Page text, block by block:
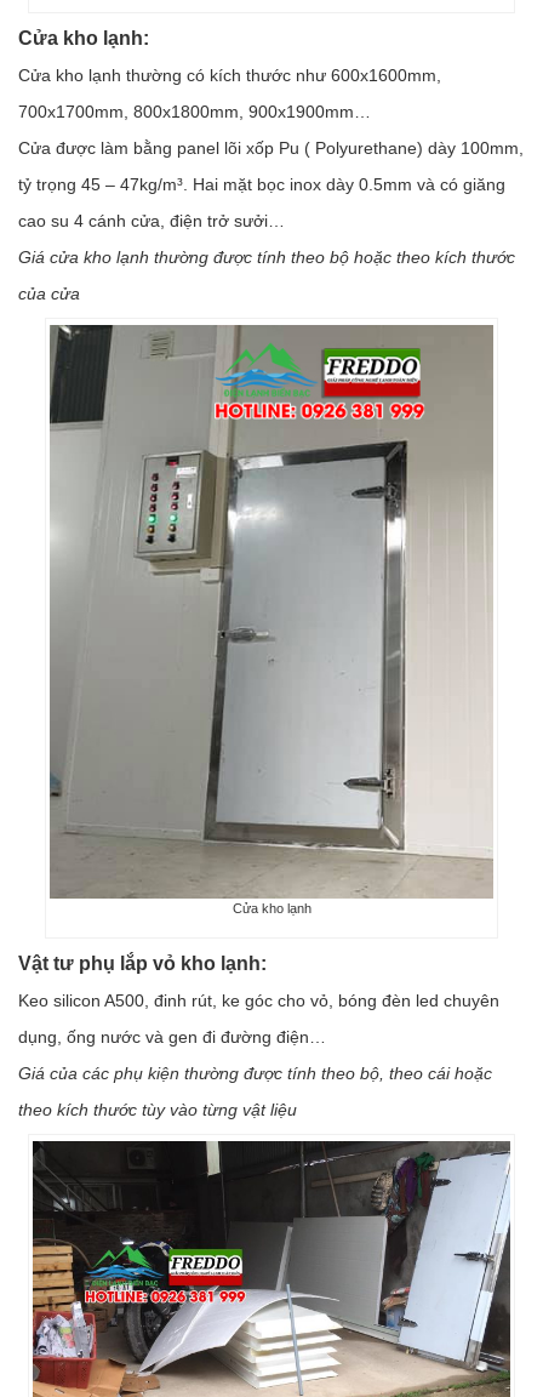
Cửa kho lạnh:
Cửa kho lạnh thường có kích thước như 600x1600mm,
700x1700mm, 800x1800mm, 900x1900mm…
Cửa được làm bằng panel lõi xốp Pu ( Polyurethane) dày 100mm,
tỷ trọng 45 – 47kg/m³. Hai mặt bọc inox dày 0.5mm và có giăng
cao su 4 cánh cửa, điện trở sưởi…
Giá cửa kho lạnh thường được tính theo bộ hoặc theo kích thước
của cửa
Cửa kho lạnh
Vật tư phụ lắp vỏ kho lạnh:
Keo silicon A500, đinh rút, ke góc cho vỏ, bóng đèn led chuyên
dụng, ống nước và gen đi đường điện…
Giá của các phụ kiện thường được tính theo bộ, theo cái hoặc
theo kích thước tùy vào từng vật liệu